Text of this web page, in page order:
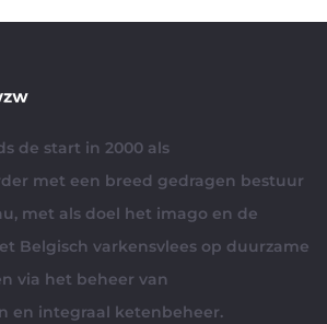
de start in 2000 als
met een breed gedragen bestuur
met als doel het imago en de
Belgisch varkensvlees op duurzame
via het beheer van
en integraal ketenbeheer.